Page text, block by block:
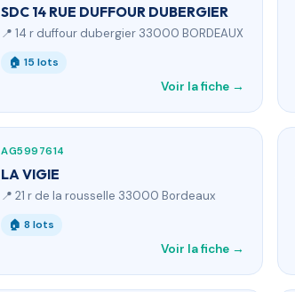
SDC 14 RUE DUFFOUR DUBERGIER
📍 14 r duffour dubergier 33000 BORDEAUX
🏠 15 lots
Voir la fiche →
AG5997614
LA VIGIE
📍 21 r de la rousselle 33000 Bordeaux
🏠 8 lots
Voir la fiche →